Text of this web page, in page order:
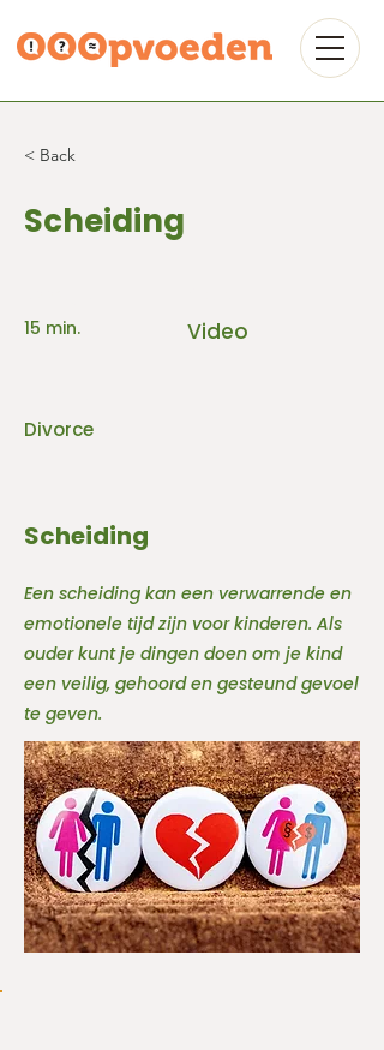
< Back
Scheiding
15 min.
Video
Divorce
Scheiding
Een scheiding kan een verwarrende en
emotionele tijd zijn voor kinderen. Als
ouder kunt je dingen doen om je kind
een veilig, gehoord en gesteund gevoel
te geven.